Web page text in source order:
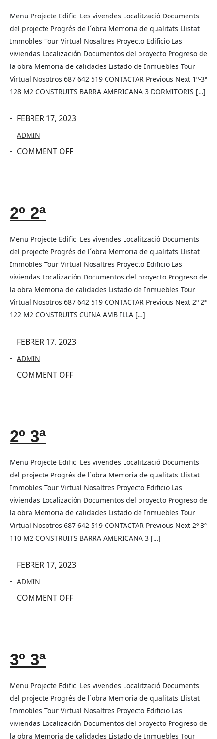
Menu Projecte Edifici Les vivendes Localització Documents
del projecte Progrés de l´obra Memoria de qualitats Llistat
Immobles Tour Virtual Nosaltres Proyecto Edificio Las
viviendas Localización Documentos del proyecto Progreso de
la obra Memoria de calidades Listado de Inmuebles Tour
Virtual Nosotros 687 642 519 CONTACTAR Previous Next 1º-3ª
128 M2 CONSTRUITS BARRA AMERICANA 3 DORMITORIS […]
FEBRER 17, 2023
ADMIN
COMMENT OFF
2º 2ª
Menu Projecte Edifici Les vivendes Localització Documents
del projecte Progrés de l´obra Memoria de qualitats Llistat
Immobles Tour Virtual Nosaltres Proyecto Edificio Las
viviendas Localización Documentos del proyecto Progreso de
la obra Memoria de calidades Listado de Inmuebles Tour
Virtual Nosotros 687 642 519 CONTACTAR Previous Next 2º 2ª
122 M2 CONSTRUITS CUINA AMB ILLA […]
FEBRER 17, 2023
ADMIN
COMMENT OFF
2º 3ª
Menu Projecte Edifici Les vivendes Localització Documents
del projecte Progrés de l´obra Memoria de qualitats Llistat
Immobles Tour Virtual Nosaltres Proyecto Edificio Las
viviendas Localización Documentos del proyecto Progreso de
la obra Memoria de calidades Listado de Inmuebles Tour
Virtual Nosotros 687 642 519 CONTACTAR Previous Next 2º 3ª
110 M2 CONSTRUITS BARRA AMERICANA 3 […]
FEBRER 17, 2023
ADMIN
COMMENT OFF
3º 3ª
Menu Projecte Edifici Les vivendes Localització Documents
del projecte Progrés de l´obra Memoria de qualitats Llistat
Immobles Tour Virtual Nosaltres Proyecto Edificio Las
viviendas Localización Documentos del proyecto Progreso de
la obra Memoria de calidades Listado de Inmuebles Tour